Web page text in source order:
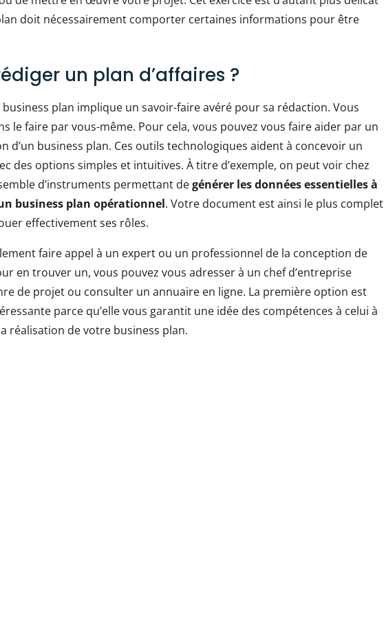
doit nécessairement comporter certaines informations pour être
un plan d’affaires ?
business plan implique un savoir-faire avéré pour sa rédaction. Vous
le faire par vous-même. Pour cela, vous pouvez vous faire aider par un
d’un business plan. Ces outils technologiques aident à concevoir un
des options simples et intuitives. À titre d’exemple, on peut voir chez
d’instruments permettant degénérer les données essentielles à
business plan opérationnel. Votre document est ainsi le plus complet
effectivement ses rôles.
faire appel à un expert ou un professionnel de la conception de
en trouver un, vous pouvez vous adresser à un chef d’entreprise
de projet ou consulter un annuaire en ligne. La première option est
parce qu’elle vous garantit une idée des compétences à celui à
réalisation de votre business plan.